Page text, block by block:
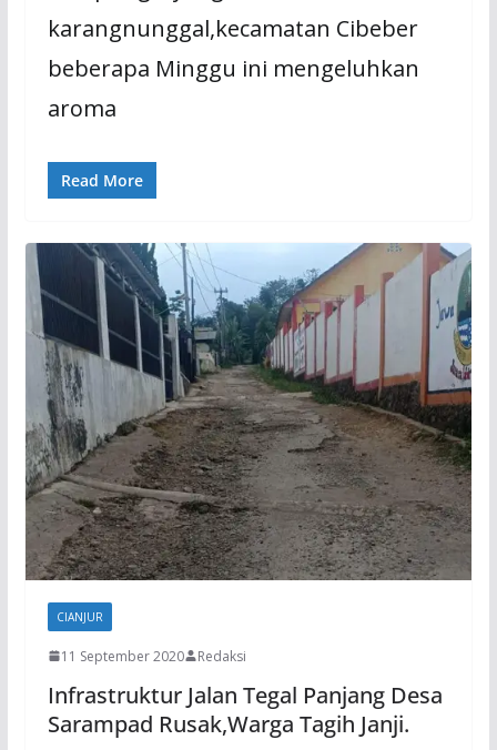
karangnunggal,kecamatan Cibeber
beberapa Minggu ini mengeluhkan
aroma
Read More
CIANJUR
11 September 2020 Redaksi
Infrastruktur Jalan Tegal Panjang Desa
Sarampad Rusak,Warga Tagih Janji.